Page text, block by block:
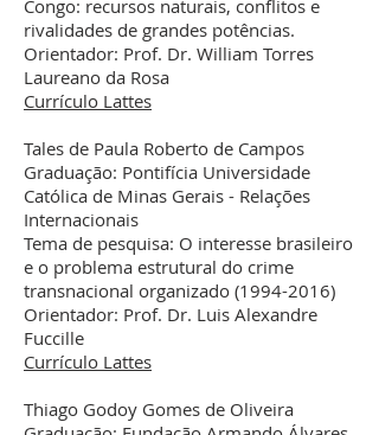
Congo: recursos naturais, conflitos e
rivalidades de grandes potências.
Orientador: Prof. Dr. William Torres
Laureano da Rosa
Currículo Lattes
Tales de Paula Roberto de Campos
Graduação: Pontifícia Universidade
Católica de Minas Gerais - Relações
Internacionais
Tema de pesquisa: O interesse brasileiro
e o problema estrutural do crime
transnacional organizado (1994-2016)
Orientador: Prof. Dr. Luis Alexandre
Fuccille
Currículo Lattes
Thiago Godoy Gomes de Oliveira